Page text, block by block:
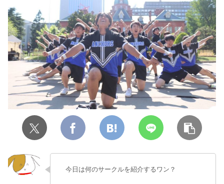
今日は何のサークルを紹介するワン？